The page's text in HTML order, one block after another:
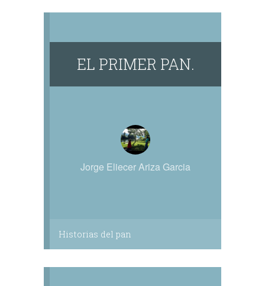
EL PRIMER PAN.
Jorge Eliecer Ariza Garcia
Historias del pan